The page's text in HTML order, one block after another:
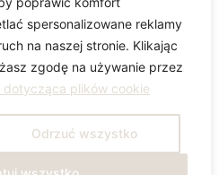
spersonalizowane reklamy
na naszej stronie. Klikając
zgodę na używanie przez
dotycząca plików cookie
Odrzuć wszystko